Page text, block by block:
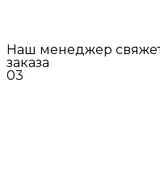
Наш менеджер
заказа
03